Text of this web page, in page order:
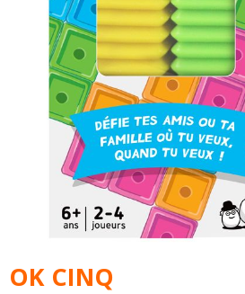
OK CINQ